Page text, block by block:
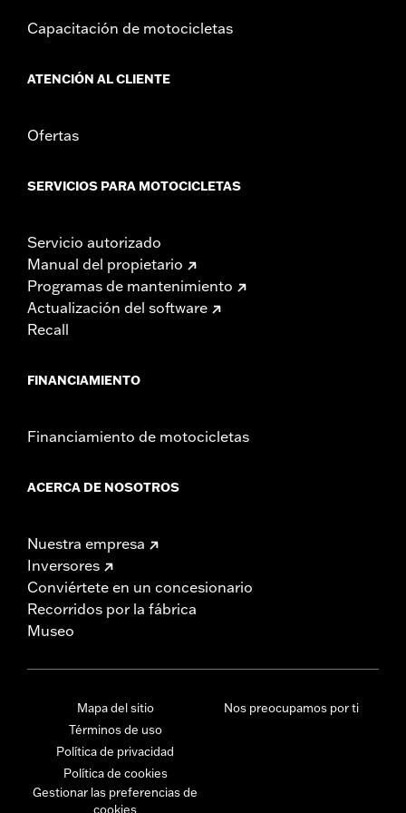
Capacitación de motocicletas
ATENCIÓN AL CLIENTE
Ofertas
SERVICIOS PARA MOTOCICLETAS
Servicio autorizado
Manual del propietario
Programas de mantenimiento
Actualización del software
Recall
FINANCIAMIENTO
Financiamiento de motocicletas
ACERCA DE NOSOTROS
Nuestra empresa
Inversores
Conviértete en un concesionario
Recorridos por la fábrica
Museo
Mapa del sitio
Términos de uso
Política de privacidad
Política de cookies
Gestionar las preferencias de
cookies
Nos preocupamos por ti